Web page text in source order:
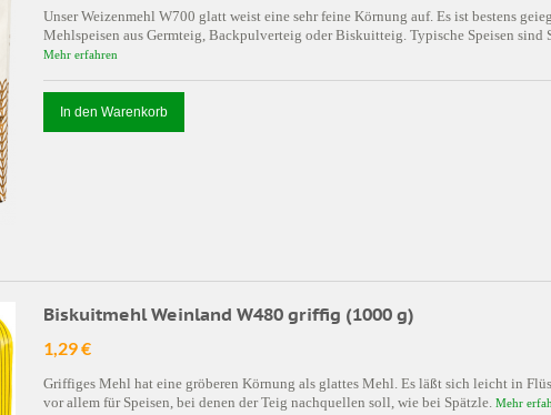
Unser Weizenmehl W700 glatt weist eine sehr feine Körnung auf. Es ist bestens
Mehlspeisen aus Germteig, Backpulverteig oder Biskuitteig. Typische Speisen sind
Mehr erfahren
In den Warenkorb
Biskuitmehl Weinland W480 griffig (1000 g)
1,29 €
Griffiges Mehl hat eine gröberen Körnung als glattes Mehl. Es läßt sich leicht in
vor allem für Speisen, bei denen der Teig nachquellen soll, wie bei Spätzle. Mehr